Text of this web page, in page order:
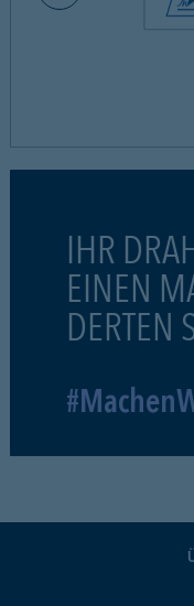
IHR
EINEN
DERTEN